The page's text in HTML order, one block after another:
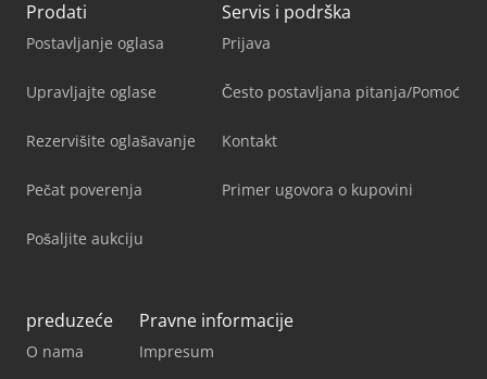
Prodati
Postavljanje oglasa
Upravljajte oglase
Rezervišite oglašavanje
Pečat poverenja
Pošaljite aukciju
Servis i podrška
Prijava
Često postavljana pitanja/Pomoć
Kontakt
Primer ugovora o kupovini
preduzeće
O nama
Pravne informacije
Impresum